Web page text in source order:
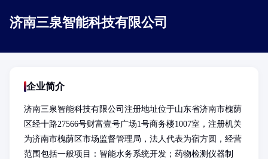
济南三泉智能科技有限公司
企业简介
济南三泉智能科技有限公司注册地址位于山东省济南市槐荫
区经十路27566号财富壹号广场1号商务楼1007室，注册机关
为济南市槐荫区市场监督管理局，法人代表为宿方圆，经营
范围包括一般项目：智能水务系统开发；药物检测仪器制